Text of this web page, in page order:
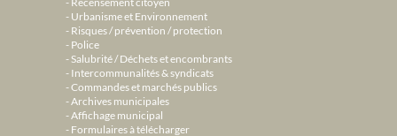
Urbanisme et Environnement
Risques / prévention / protection
Police
Salubrité / Déchets et encombrants
Intercommunalités & syndicats
Commandes et marchés publics
Archives municipales
Affichage municipal
Formulaires à télécharger